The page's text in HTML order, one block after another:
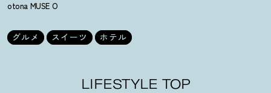
otona MUSE O
グルメ スイーツ ホテル
LIFESTYLE TOP